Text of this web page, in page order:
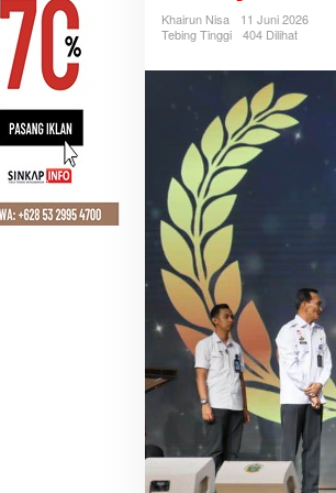
Khairun Nisa
11 Juni 2026
Tebing Tinggi
404 Dilihat